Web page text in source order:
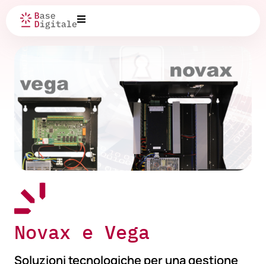
Novax e Vega
Soluzioni tecnologiche per una gestione